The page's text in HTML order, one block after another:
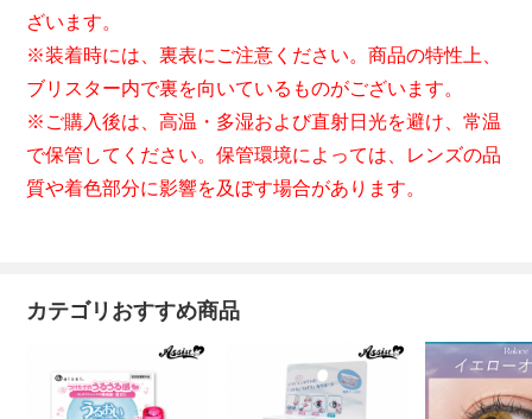
ざいます。
※装着時には、裏表にご注意ください。商品の特性上、
ブリスター内で裏を向いているものがございます。
※ご購入後は、高温・多湿および直射日光を避け、常温
で保管してください。保管環境によっては、レンズの品
質や着色部分に影響を及ぼす場合があります。
カテゴリおすすめ商品